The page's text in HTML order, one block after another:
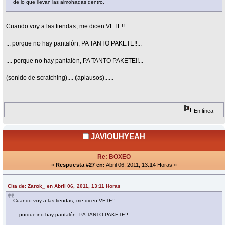
de lo que llevan las almohadas dentro.
Cuando voy a las tiendas, me dicen VETE!!....
... porque no hay pantalón, PA TANTO PAKETE!!...
.... porque no hay pantalón, PA TANTO PAKETE!!...
(sonido de scratching).... (aplausos)......
En línea
JAVIOUHYEAH
Re: BOXEO
« Respuesta #27 en: Abril 06, 2011, 13:14 Horas »
Cita de: Zarok_ en Abril 06, 2011, 13:11 Horas
Cuando voy a las tiendas, me dicen VETE!!....
... porque no hay pantalón, PA TANTO PAKETE!!...